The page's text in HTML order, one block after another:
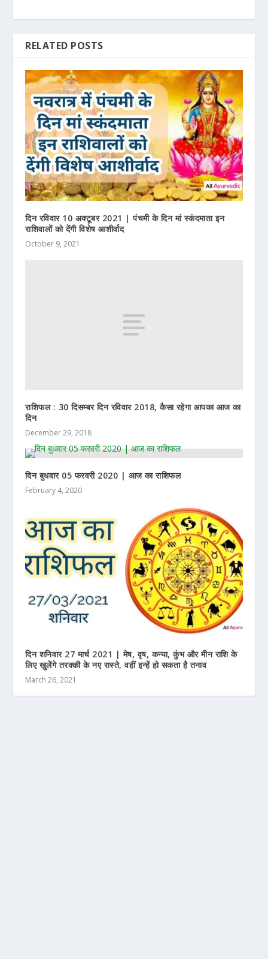
RELATED POSTS
दिन रविवार 10 अक्टूबर 2021 | पंचमी के दिन मां स्कंदमाता इन
राशिवालों को देंगी विशेष आशीर्वाद
October 9, 2021
राशिफल : 30 दिसम्बर दिन रविवार 2018, कैसा रहेगा आपका आज का
दिन
December 29, 2018
दिन बुधवार 05 फरवरी 2020 | आज का राशिफल
February 4, 2020
दिन शनिवार 27 मार्च 2021 | मेष, वृष, कन्या, कुंभ और मीन राशि के
लिए खुलेंगे तरक्की के नए रास्ते, वहीं इन्हें हो सकता है तनाव
March 26, 2021